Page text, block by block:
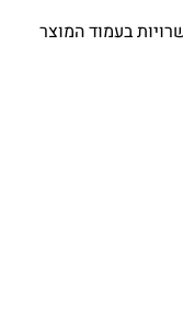
בעמוד המוצר